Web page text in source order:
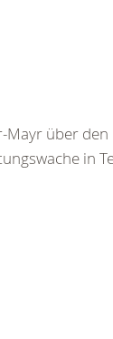
über
in